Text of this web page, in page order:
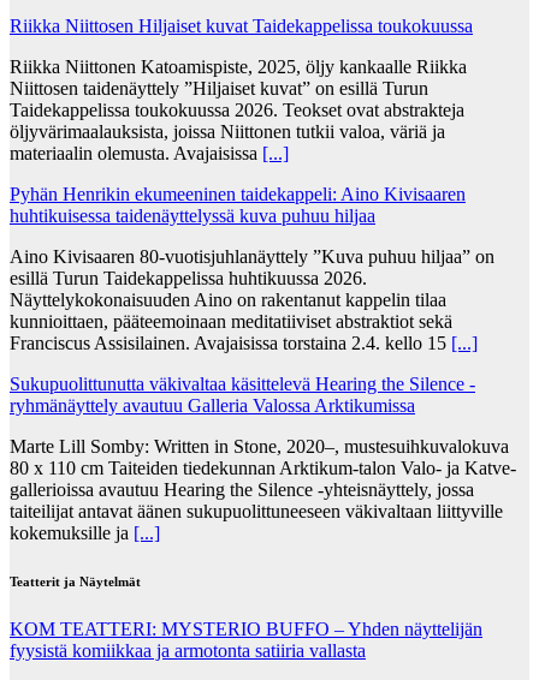
Riikka Niittosen Hiljaiset kuvat Taidekappelissa toukokuussa
Riikka Niittonen Katoamispiste, 2025, öljy kankaalle Riikka
Niittosen taidenäyttely ”Hiljaiset kuvat” on esillä Turun
Taidekappelissa toukokuussa 2026. Teokset ovat abstrakteja
öljyvärimaalauksista, joissa Niittonen tutkii valoa, väriä ja
materiaalin olemusta. Avajaisissa [...]
Pyhän Henrikin ekumeeninen taidekappeli: Aino Kivisaaren
huhtikuisessa taidenäyttelyssä kuva puhuu hiljaa
Aino Kivisaaren 80-vuotisjuhlanäyttely ”Kuva puhuu hiljaa” on
esillä Turun Taidekappelissa huhtikuussa 2026.
Näyttelykokonaisuuden Aino on rakentanut kappelin tilaa
kunnioittaen, pääteemoinaan meditatiiviset abstraktiot sekä
Franciscus Assisilainen. Avajaisissa torstaina 2.4. kello 15 [...]
Sukupuolittunutta väkivaltaa käsittelevä Hearing the Silence -
ryhmänäyttely avautuu Galleria Valossa Arktikumissa
Marte Lill Somby: Written in Stone, 2020–, mustesuihkuvalokuva
80 x 110 cm Taiteiden tiedekunnan Arktikum-talon Valo- ja Katve-
gallerioissa avautuu Hearing the Silence -yhteisnäyttely, jossa
taiteilijat antavat äänen sukupuolittuneeseen väkivaltaan liittyville
kokemuksille ja [...]
Teatterit ja Näytelmät
KOM TEATTERI: MYSTERIO BUFFO – Yhden näyttelijän
fyysistä komiikkaa ja armotonta satiiria vallasta